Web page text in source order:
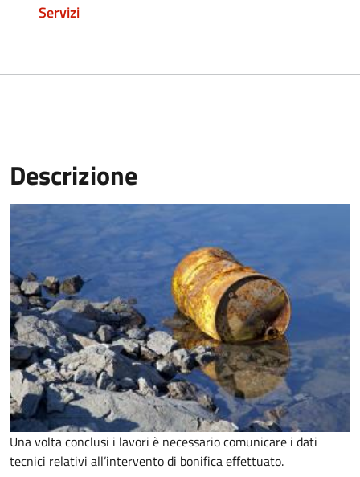
Servizi
Descrizione
Una volta conclusi i lavori è necessario comunicare i dati
tecnici relativi all’intervento di bonifica effettuato.